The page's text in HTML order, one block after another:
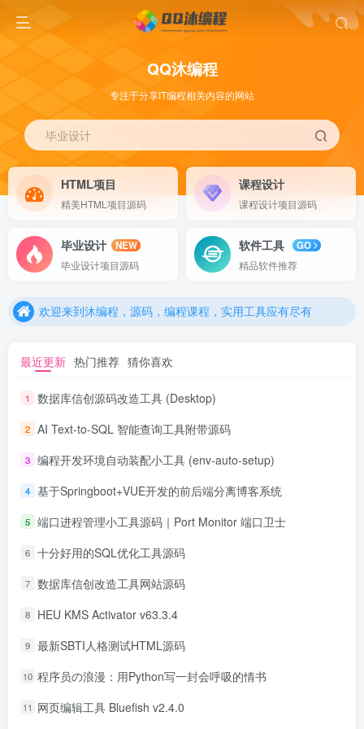
QQ沐编程
专注于分享IT编程相关内容的网站
毕业设计
HTML项目
精美HTML项目源码
课程设计
课程设计项目源码
毕业设计
NEW
毕业设计项目源码
软件工具
GO
精品软件推荐
欢迎来到沐编程，源码，编程课程，实用工具应有尽有
最近更新 热门推荐 猜你喜欢
1 数据库信创源码改造工具 (Desktop)
2 AI Text-to-SQL 智能查询工具附带源码
3 编程开发环境自动装配小工具 (env-auto-setup)
4 基于Springboot+VUE开发的前后端分离博客系统
5 端口进程管理小工具源码｜Port Monitor 端口卫士
6 十分好用的SQL优化工具源码
7 数据库信创改造工具网站源码
8 HEU KMS Activator v63.3.4
9 最新SBTI人格测试HTML源码
10 程序员の浪漫：用Python写一封会呼吸的情书
11 网页编辑工具 Bluefish v2.4.0